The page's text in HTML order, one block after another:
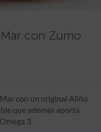
con Zumo
con un original Aliño
que además aporta
3.